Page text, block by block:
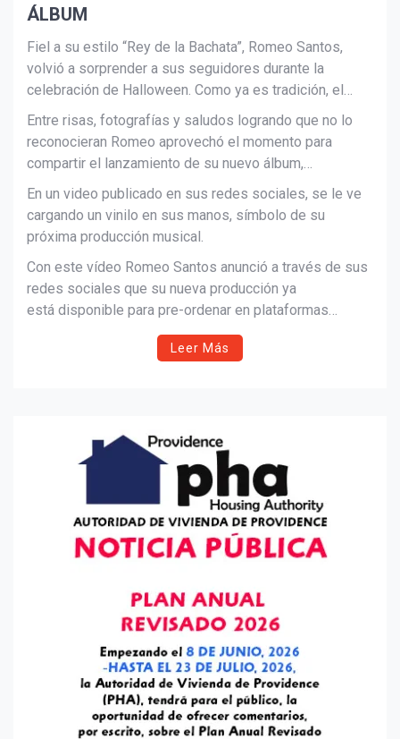
Suscribír
ÁLBUM
Fiel a su estilo “Rey de la Bachata”, Romeo Santos,
volvió a sorprender a sus seguidores durante la
celebración de Halloween. Como ya es tradición, el
artista salió a las calles de Nueva York con un disfraz
que no pasó desapercibido: esta vez encarnó al icónico
personaje Ace Ventura, interpretado por Jim Carrey.
Entre risas, fotografías y saludos logrando que no lo
reconocieran Romeo aprovechó el momento para
compartir el lanzamiento de su nuevo álbum,
programado para el 28 de noviembre.
En un video publicado en sus redes sociales, se le ve
cargando un vinilo en sus manos, símbolo de su
próxima producción musical.
Con este vídeo Romeo Santos anunció a través de sus
redes sociales que su nueva producción ya
está disponible para pre-ordenar en plataformas
digitales, invitando a sus seguidores a ser los
Leer Más